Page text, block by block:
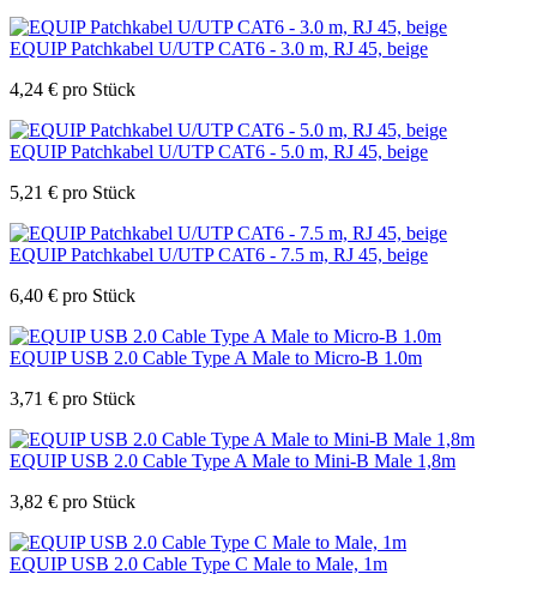
EQUIP Patchkabel U/UTP CAT6 - 3.0 m, RJ 45, beige
4,24 € pro Stück
EQUIP Patchkabel U/UTP CAT6 - 5.0 m, RJ 45, beige
5,21 € pro Stück
EQUIP Patchkabel U/UTP CAT6 - 7.5 m, RJ 45, beige
6,40 € pro Stück
EQUIP USB 2.0 Cable Type A Male to Micro-B 1.0m
3,71 € pro Stück
EQUIP USB 2.0 Cable Type A Male to Mini-B Male 1,8m
3,82 € pro Stück
EQUIP USB 2.0 Cable Type C Male to Male, 1m